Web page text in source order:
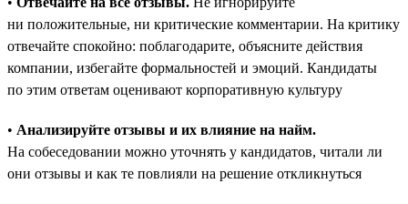
ни положительные, ни критические комментарии. На критику
отвечайте спокойно: поблагодарите, объясните действия
компании, избегайте формальностей и эмоций. Кандидаты
по этим ответам оценивают корпоративную культуру
• Анализируйте отзывы и их влияние на найм.
На собеседовании можно уточнять у кандидатов, читали ли
они отзывы и как те повлияли на решение откликнуться